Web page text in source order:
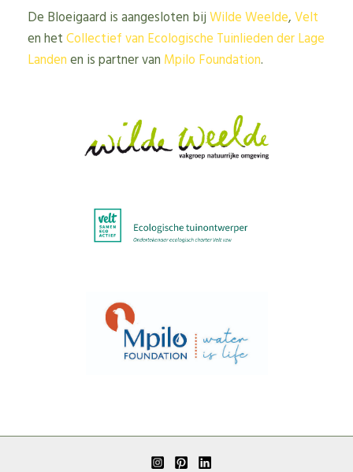
De Bloeigaard is aangesloten bijWilde Weelde,Velt
en hetCollectief van Ecologische Tuinlieden der Lage
Landenen is partner van Mpilo Foundation.